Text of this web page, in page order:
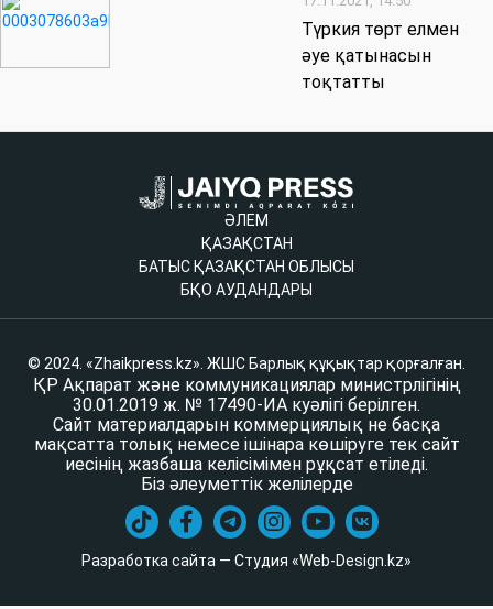
Түркия төрт елмен
әуе қатынасын
тоқтатты
ӘЛЕМ
ҚАЗАҚСТАН
БАТЫС ҚАЗАҚСТАН ОБЛЫСЫ
БҚО АУДАНДАРЫ
© 2024. «Zhaikpress.kz». ЖШС Барлық құқықтар қорғалған.
ҚР Ақпарат және коммуникациялар министрлігінің
30.01.2019 ж. № 17490-ИА куәлігі берілген.
Сайт материалдарын коммерциялық не басқа
мақсатта толық немесе ішінара көшіруге тек сайт
иесінің жазбаша келісімімен рұқсат етіледі.
Біз әлеуметтік желілерде
Разработка сайта — Студия «Web-Design.kz»